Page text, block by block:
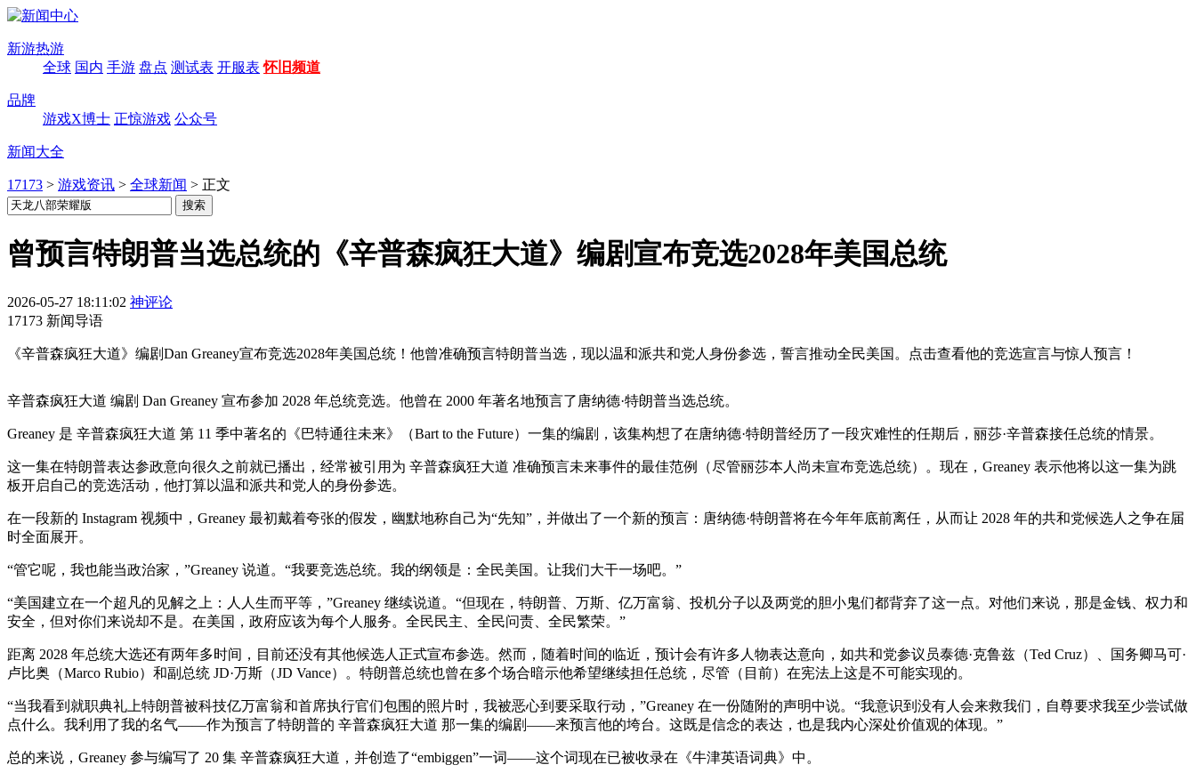
新游热游
全球 国内 手游 盘点 测试表 开服表 怀旧频道
品牌
游戏X博士 正惊游戏 公众号
新闻大全
17173 > 游戏资讯 > 全球新闻 > 正文
曾预言特朗普当选总统的《辛普森疯狂大道》编剧宣布竞选2028年美国总统
2026-05-27 18:11:02 神评论
17173 新闻导语
《辛普森疯狂大道》编剧Dan Greaney宣布竞选2028年美国总统！他曾准确预言特朗普当选，现以温和派共和党人身份参选，誓言推动全民美国。点击查看他的竞选宣言与惊人预言！
辛普森疯狂大道 编剧 Dan Greaney 宣布参加 2028 年总统竞选。他曾在 2000 年著名地预言了唐纳德·特朗普当选总统。
Greaney 是 辛普森疯狂大道 第 11 季中著名的《巴特通往未来》（Bart to the Future）一集的编剧，该集构想了在唐纳德·特朗普经历了一段灾难性的任期后，丽莎·辛普森接任总统的情景。
这一集在特朗普表达参政意向很久之前就已播出，经常被引用为 辛普森疯狂大道 准确预言未来事件的最佳范例（尽管丽莎本人尚未宣布竞选总统）。现在，Greaney 表示他将以这一集为跳
板开启自己的竞选活动，他打算以温和派共和党人的身份参选。
在一段新的 Instagram 视频中，Greaney 最初戴着夸张的假发，幽默地称自己为“先知”，并做出了一个新的预言：唐纳德·特朗普将在今年年底前离任，从而让 2028 年的共和党候选人之争在届
时全面展开。
“管它呢，我也能当政治家，”Greaney 说道。“我要竞选总统。我的纲领是：全民美国。让我们大干一场吧。”
“美国建立在一个超凡的见解之上：人人生而平等，”Greaney 继续说道。“但现在，特朗普、万斯、亿万富翁、投机分子以及两党的胆小鬼们都背弃了这一点。对他们来说，那是金钱、权力和
安全，但对你们来说却不是。在美国，政府应该为每个人服务。全民民主、全民问责、全民繁荣。”
距离 2028 年总统大选还有两年多时间，目前还没有其他候选人正式宣布参选。然而，随着时间的临近，预计会有许多人物表达意向，如共和党参议员泰德·克鲁兹（Ted Cruz）、国务卿马可·
卢比奥（Marco Rubio）和副总统 JD·万斯（JD Vance）。特朗普总统也曾在多个场合暗示他希望继续担任总统，尽管（目前）在宪法上这是不可能实现的。
“当我看到就职典礼上特朗普被科技亿万富翁和首席执行官们包围的照片时，我被恶心到要采取行动，”Greaney 在一份随附的声明中说。“我意识到没有人会来救我们，自尊要求我至少尝试做
点什么。我利用了我的名气——作为预言了特朗普的 辛普森疯狂大道 那一集的编剧——来预言他的垮台。这既是信念的表达，也是我内心深处价值观的体现。”
总的来说，Greaney 参与编写了 20 集 辛普森疯狂大道，并创造了“embiggen”一词——这个词现在已被收录在《牛津英语词典》中。